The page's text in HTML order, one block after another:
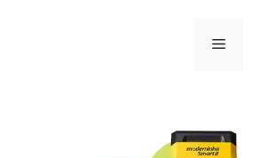
Menu